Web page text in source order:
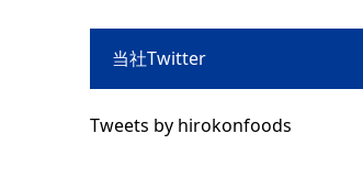
当社Twitter
Tweets by hirokonfoods